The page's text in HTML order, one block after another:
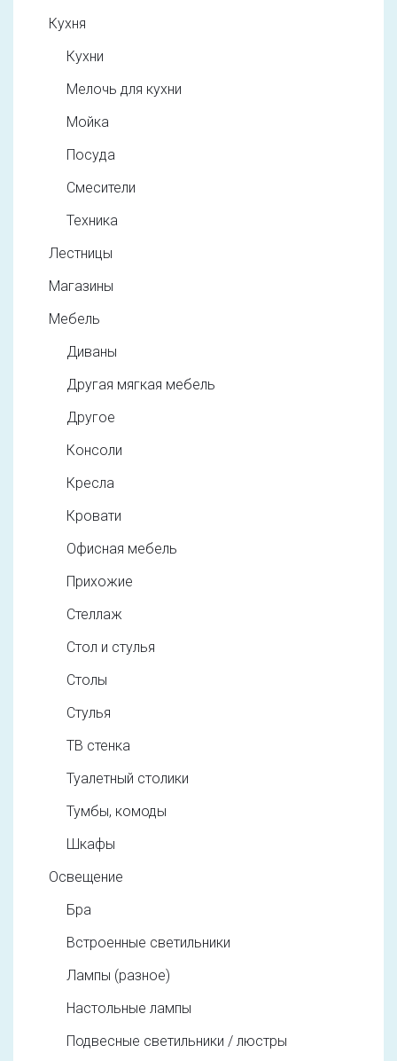
Кухня
Кухни
Мелочь для кухни
Мойка
Посуда
Смесители
Техника
Лестницы
Магазины
Мебель
Диваны
Другая мягкая мебель
Другое
Консоли
Кресла
Кровати
Офисная мебель
Прихожие
Стеллаж
Стол и стулья
Столы
Стулья
ТВ стенка
Туалетный столики
Тумбы, комоды
Шкафы
Освещение
Бра
Встроенные светильники
Лампы (разное)
Настольные лампы
Подвесные светильники / люстры